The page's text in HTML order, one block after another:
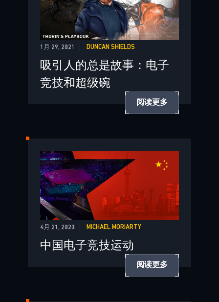
1月 29, 2021 DUNCAN SHIELDS
吸引人的总是故事：电子
竞技和超级碗
阅读更多
4月 21, 2020 MICHAEL MORIARTY
中国电子竞技运动
阅读更多